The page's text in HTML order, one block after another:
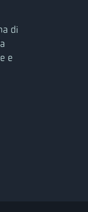
di
e